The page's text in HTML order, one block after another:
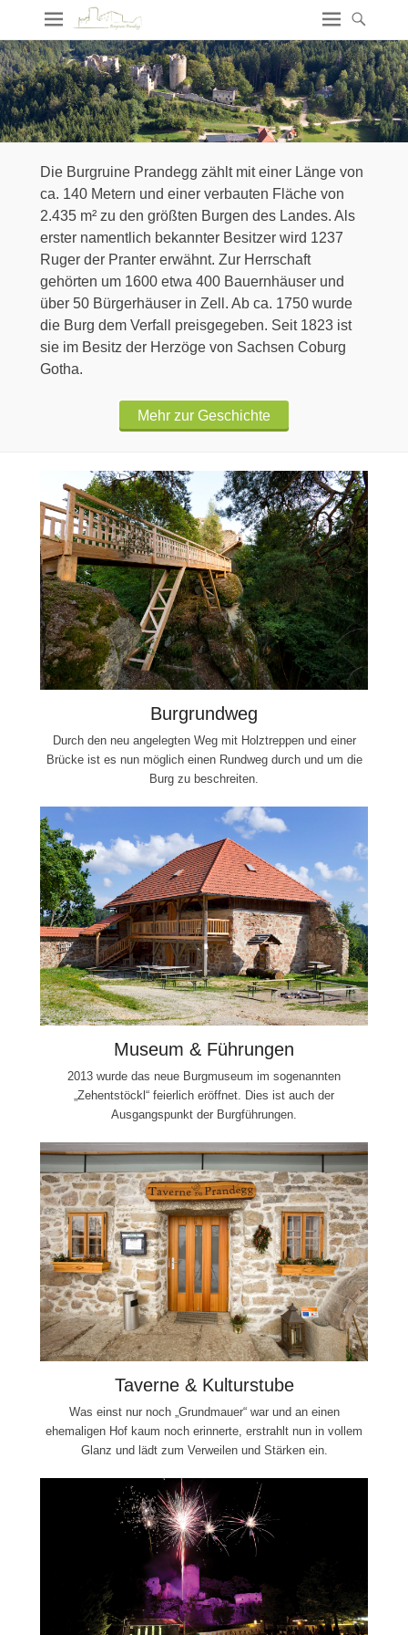
Die Burgruine Prandegg zählt mit einer Länge von
ca. 140 Metern und einer verbauten Fläche von
2.435 m² zu den größten Burgen des Landes. Als
erster namentlich bekannter Besitzer wird 1237
Ruger der Pranter erwähnt. Zur Herrschaft
gehörten um 1600 etwa 400 Bauernhäuser und
über 50 Bürgerhäuser in Zell. Ab ca. 1750 wurde
die Burg dem Verfall preisgegeben. Seit 1823 ist
sie im Besitz der Herzöge von Sachsen Coburg
Gotha.
Mehr zur Geschichte
Burgrundweg
Durch den neu angelegten Weg mit Holztreppen und einer
Brücke ist es nun möglich einen Rundweg durch und um die
Burg zu beschreiten.
Museum & Führungen
2013 wurde das neue Burgmuseum im sogenannten
„Zehentstöckl“ feierlich eröffnet. Dies ist auch der
Ausgangspunkt der Burgführungen.
Taverne & Kulturstube
Was einst nur noch „Grundmauer“ war und an einen
ehemaligen Hof kaum noch erinnerte, erstrahlt nun in vollem
Glanz und lädt zum Verweilen und Stärken ein.